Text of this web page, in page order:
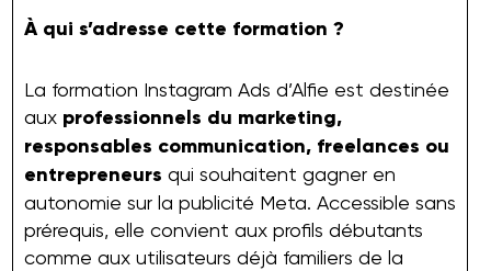
À qui s’adresse cette formation ?
La formation Instagram Ads d’Alfie est destinée
aux professionnels du marketing,
responsables communication, freelances ou
entrepreneurs qui souhaitent gagner en
autonomie sur la publicité Meta. Accessible sans
prérequis, elle convient aux profils débutants
comme aux utilisateurs déjà familiers de la